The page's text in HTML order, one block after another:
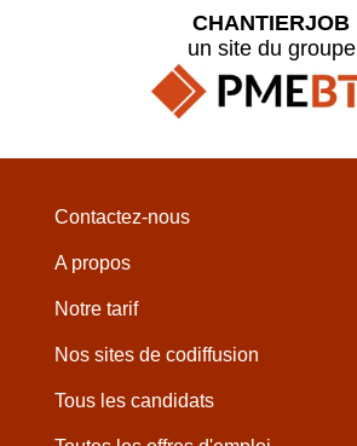
CHANTIERJOB
un site du groupe
Contactez-nous
A propos
Notre tarif
Nos sites de codiffusion
Tous les candidats